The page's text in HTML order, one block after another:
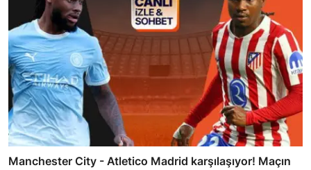
Manchester City - Atletico Madrid karşılaşıyor! Maçın